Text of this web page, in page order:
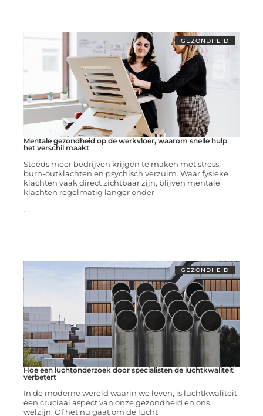
GEZONDHEID
Mentale gezondheid op de werkvloer, waarom snelle hulp
het verschil maakt
Steeds meer bedrijven krijgen te maken met stress,
burn-outklachten en psychisch verzuim. Waar fysieke
klachten vaak direct zichtbaar zijn, blijven mentale
klachten regelmatig langer onder
...
GEZONDHEID
Hoe een luchtonderzoek door specialisten de luchtkwaliteit
verbetert
In de moderne wereld waarin we leven, is luchtkwaliteit
een cruciaal aspect van onze gezondheid en ons
welzijn. Of het nu gaat om de lucht